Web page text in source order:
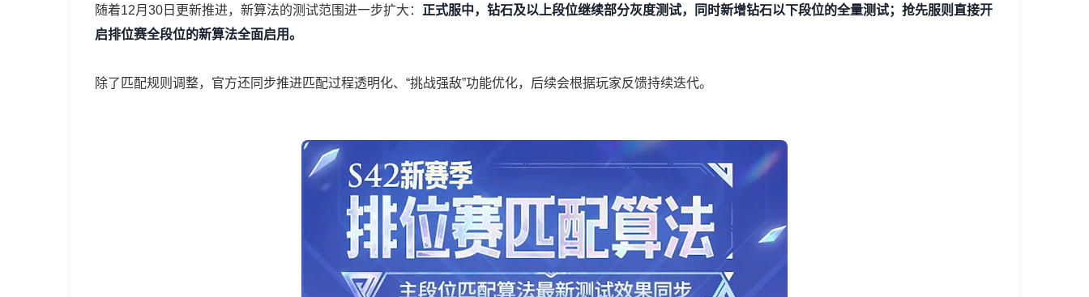
随着12月30日更新推进，新算法的测试范围进一步扩大： 正式服中，钻石及以上段位继续部分灰度测试，同时新增钻石以下段位的全量测试；抢先服则直接开
启排位赛全段位的新算法全面启用。
除了匹配规则调整，官方还同步推进匹配过程透明化、“挑战强敌”功能优化，后续会根据玩家反馈持续迭代。